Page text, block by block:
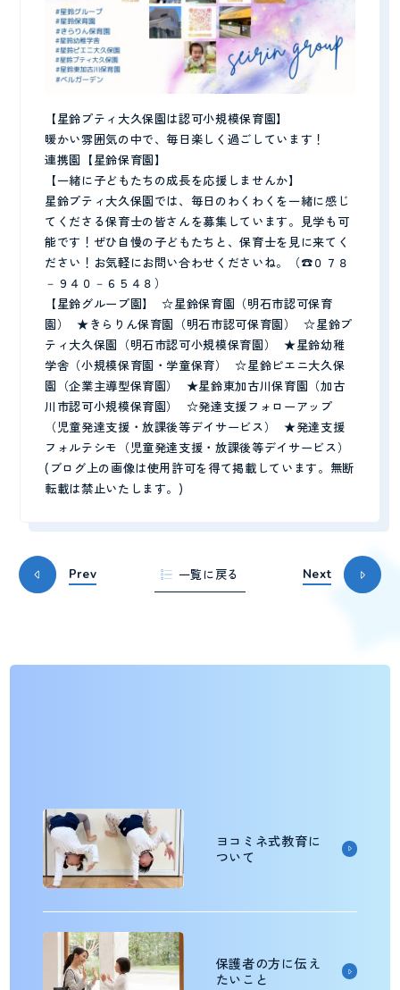
【星鈴プティ大久保園は認可小規模保育園】
暖かい雰囲気の中で、毎日楽しく過ごしています！
連携園【星鈴保育園】
【一緒に子どもたちの成長を応援しませんか】
星鈴プティ大久保園では、毎日のわくわくを一緒に感じ
てくださる保育士の皆さんを募集しています。見学も可
能です！ぜひ自慢の子どもたちと、保育士を見に来てく
ださい！お気軽にお問い合わせくださいね。（☎０７８
－９４０－６５４８）
【星鈴グループ園】 ☆星鈴保育園（明石市認可保育
園） ★きらりん保育園（明石市認可保育園） ☆星鈴プ
ティ大久保園（明石市認可小規模保育園） ★星鈴幼稚
学舎（小規模保育園・学童保育） ☆星鈴ピエニ大久保
園（企業主導型保育園） ★星鈴東加古川保育園（加古
川市認可小規模保育園） ☆発達支援フォローアップ
（児童発達支援・放課後等デイサービス） ★発達支援
フォルテシモ（児童発達支援・放課後等デイサービス）
(ブログ上の画像は使用許可を得て掲載しています。無断
転載は禁止いたします。)
Prev 一覧に戻る Next
ヨコミネ式教育に
ついて
保護者の方に伝え
たいこと